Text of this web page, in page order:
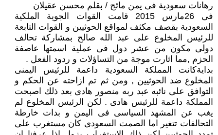
رهانات سعودية فى يمن مائج / بقلم محسن عقيلان
فى 26مارس 2015 قامت القوات الجوية الملكية
السعودية بقصف مكثف لمواقع الحوثيين و القوات التابعة
للرئيس المخلوع على عبد الله صالح بمشاركة تحالف
دولى مكون من عشر دول فى عملية اسمتها عاصفة
الحزم ,مما اثارت موجة من التساؤلات و ردود الفعل .
بدايةكانت المملكة السعودية داعمة للرئيس اليمنى
المخلوع ضد الحوثيين , ومن ثم تم ازاحته عن الحكم و
التوافق على نائبه عبد ربه منصور هادى بعد ذلك اصبحت
المملكة داعمة للرئيس هادى . لكن الرئيس المخلوع لم
يغب عن المشهد السياسى فى اليمن و بدات خارطة
التحالفات تتغير اما الصمت السعودى كان مستغرب على